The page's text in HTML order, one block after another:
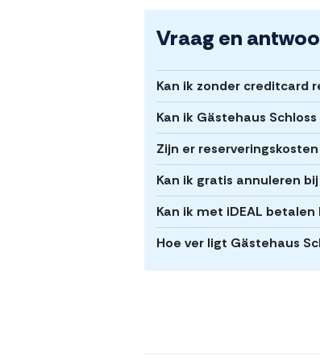
Vraag en
Kan ik zonder creditcard
Kan ik Gästehaus
Zijn er
Kan ik gratis annuleren
Kan ik met iDEAL
Hoe ver ligt Gästehaus